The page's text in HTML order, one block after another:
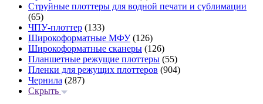
Струйные плоттеры для водной печати и сублимации
(65)
ЧПУ-плоттер (133)
Широкоформатные МФУ(126)
Широкоформатные сканеры (126)
Планшетные режущие плоттеры (55)
Пленки для режущих плоттеров (904)
Чернила (287)
Скрыть